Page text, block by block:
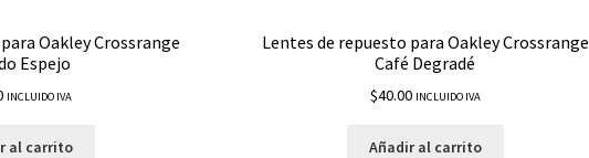
Oakley Crossrange
Espejo
INCLUIDO IVA
al carrito
Lentes de repuesto para Oakley Crossrange
Café Degradé
$40.00 INCLUIDO IVA
Añadir al carrito